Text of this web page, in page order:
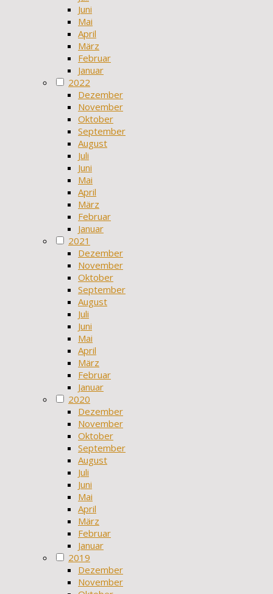
Juni
Mai
April
März
Februar
Januar
2022
Dezember
November
Oktober
September
August
Juli
Juni
Mai
April
März
Februar
Januar
2021
Dezember
November
Oktober
September
August
Juli
Juni
Mai
April
März
Februar
Januar
2020
Dezember
November
Oktober
September
August
Juli
Juni
Mai
April
März
Februar
Januar
2019
Dezember
November